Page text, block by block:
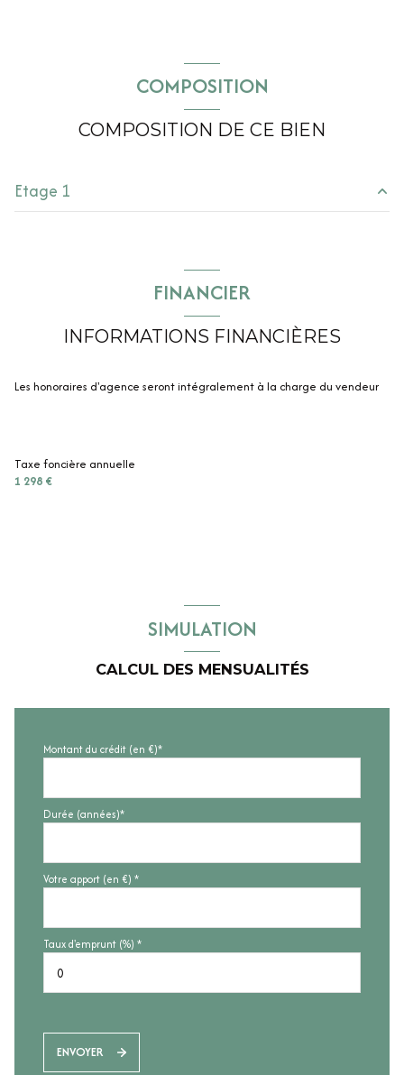
COMPOSITION
COMPOSITION DE CE BIEN
Etage 1
FINANCIER
INFORMATIONS FINANCIÈRES
Les honoraires d'agence seront intégralement à la charge du vendeur
Taxe foncière annuelle
1 298 €
SIMULATION
CALCUL DES MENSUALITÉS
Montant du crédit (en €)*
Durée (années)*
Votre apport (en €) *
Taux d'emprunt (%) *
ENVOYER